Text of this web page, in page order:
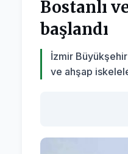
Bostanlı
başlandı
İzmir
ve ahşap